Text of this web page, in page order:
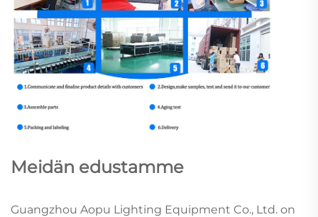
Meidän edustamme
Guangzhou Aopu Lighting Equipment Co., Ltd. on